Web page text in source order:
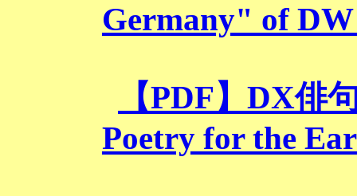
Germany" of DW
【PDF】DX
Poetry for the